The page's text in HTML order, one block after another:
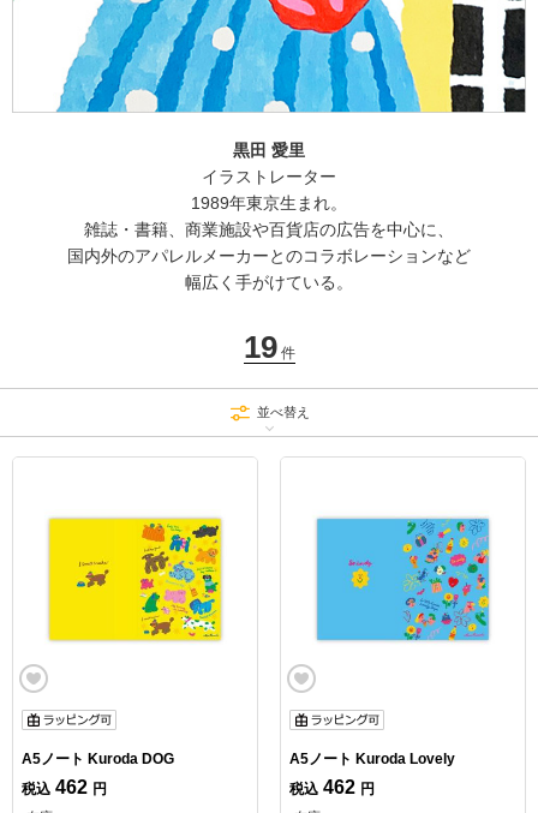
黒田 愛里
イラストレーター
1989年東京生まれ。
雑誌・書籍、商業施設や百貨店の広告を中心に、
国内外のアパレルメーカーとのコラボレーションなど
幅広く手がけている。
19件
並べ替え
A5ノート Kuroda DOG
税込 462 円
A5ノート Kuroda Lovely
税込 462 円